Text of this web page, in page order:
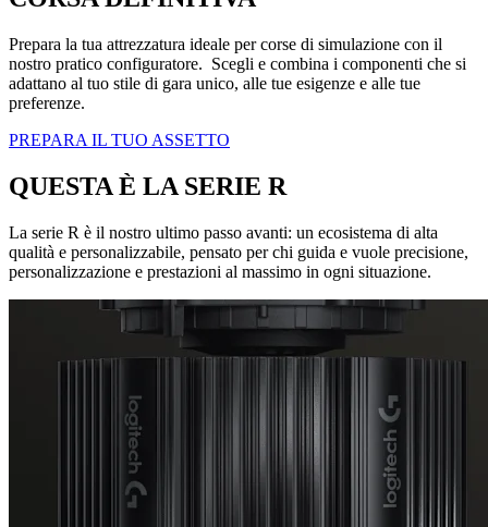
Prepara la tua attrezzatura ideale per corse di simulazione con il
nostro pratico configuratore. Scegli e combina i componenti che si
adattano al tuo stile di gara unico, alle tue esigenze e alle tue
preferenze.
PREPARA IL TUO ASSETTO
QUESTA È LA SERIE R
La serie R è il nostro ultimo passo avanti: un ecosistema di alta
qualità e personalizzabile, pensato per chi guida e vuole precisione,
personalizzazione e prestazioni al massimo in ogni situazione.